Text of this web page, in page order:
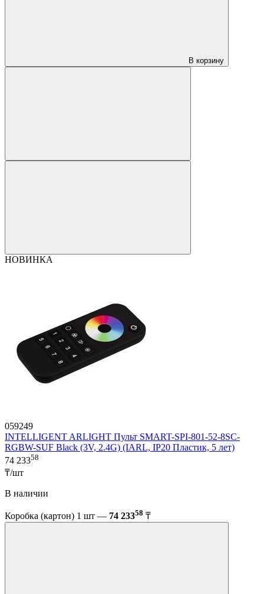
В корзину
НОВИНКА
059249
INTELLIGENT ARLIGHT Пульт SMART-SPI-801-52-8SC-
RGBW-SUF Black (3V, 2.4G) (IARL, IP20 Пластик, 5 лет)
74 23358
₸/шт
В наличии
Коробка (картон) 1 шт — 74 23358 ₸